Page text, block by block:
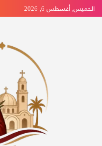
Skip
toالخميس, أغسطس 6, 2026